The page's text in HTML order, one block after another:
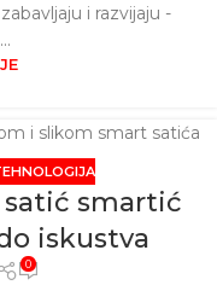
i razvijaju -
smartić
iskustva
0